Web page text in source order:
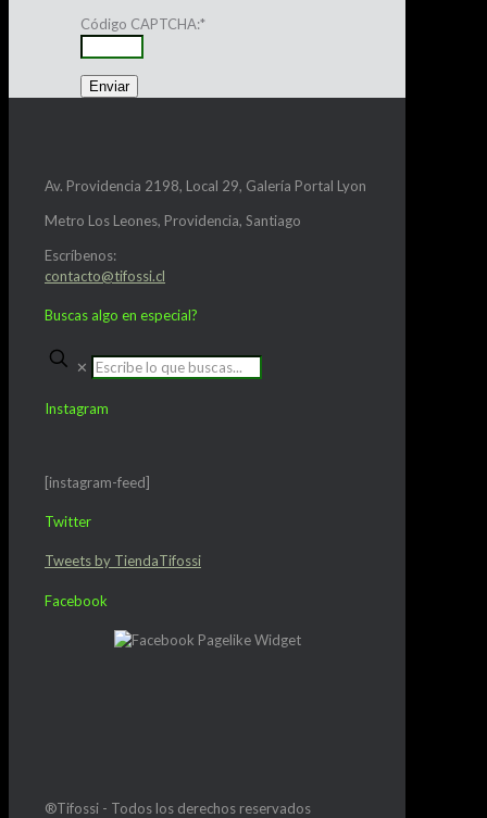
Código CAPTCHA:*
Av. Providencia 2198, Local 29, Galería Portal Lyon
Metro Los Leones, Providencia, Santiago
Escríbenos:
contacto@tifossi.cl
Buscas algo en especial?
✕
Instagram
[instagram-feed]
Twitter
Tweets by TiendaTifossi
Facebook
®Tifossi - Todos los derechos reservados